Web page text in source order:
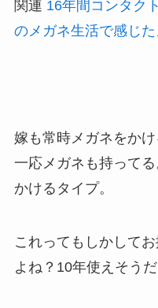
関連 16年間コンタク
のメガネ生活で感じ
嫁も常時メガネをかけ
一応メガネも持って
かけるタイプ。
これってもしかして
よね？10年使えそう